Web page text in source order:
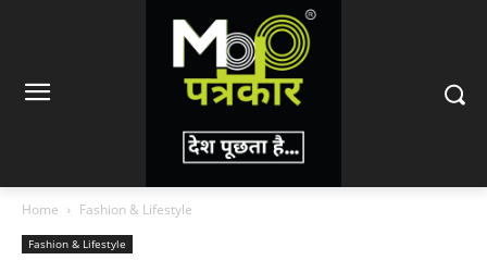
Home Fashion & Lifestyle
Fashion & Lifestyle